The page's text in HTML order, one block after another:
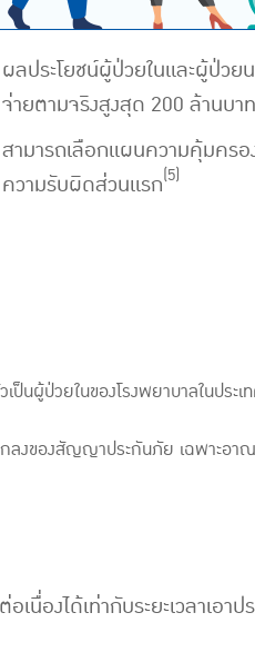
ผลประโยชน์ผู้ป่วยในและผู้ป่วย
จ่ายตามจริงสูงสุด 200 ล้านบาท
สามารถเลือกแผนความคุ้มคร
ความรับผิดส่วนแรก(5)
ผู้ป่วยในของโรงพยาบาลในประเ
ของสัญญาประกันภัย เฉพาะอาณ
อเนื่องได้เท่ากับระยะเวลาเ